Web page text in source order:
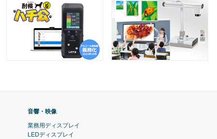
音響・映像
業務用ディスプレイ
LEDディスプレイ